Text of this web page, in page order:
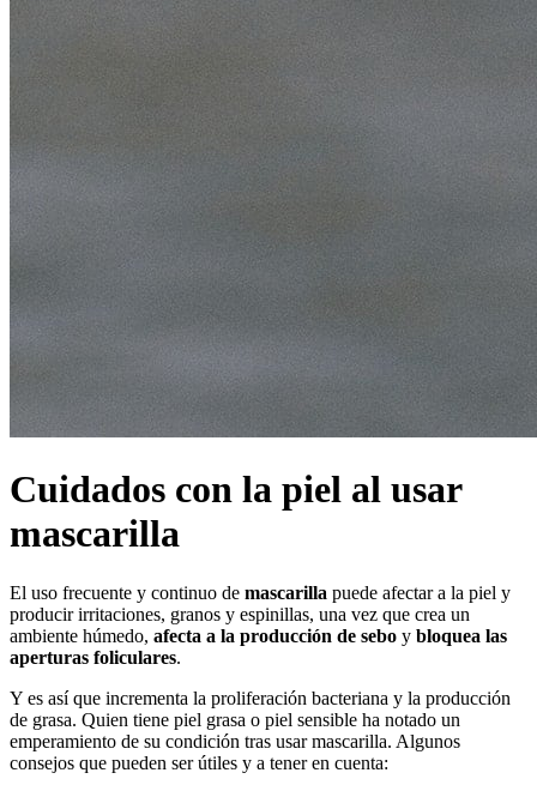
Cuidados con la piel al usar
mascarilla
El uso frecuente y continuo de mascarilla puede afectar a la piel y
producir irritaciones, granos y espinillas, una vez que crea un
ambiente húmedo, afecta a la producción de sebo y bloquea las
aperturas foliculares.
Y es así que incrementa la proliferación bacteriana y la producción
de grasa. Quien tiene piel grasa o piel sensible ha notado un
emperamiento de su condición tras usar mascarilla. Algunos
consejos que pueden ser útiles y a tener en cuenta: